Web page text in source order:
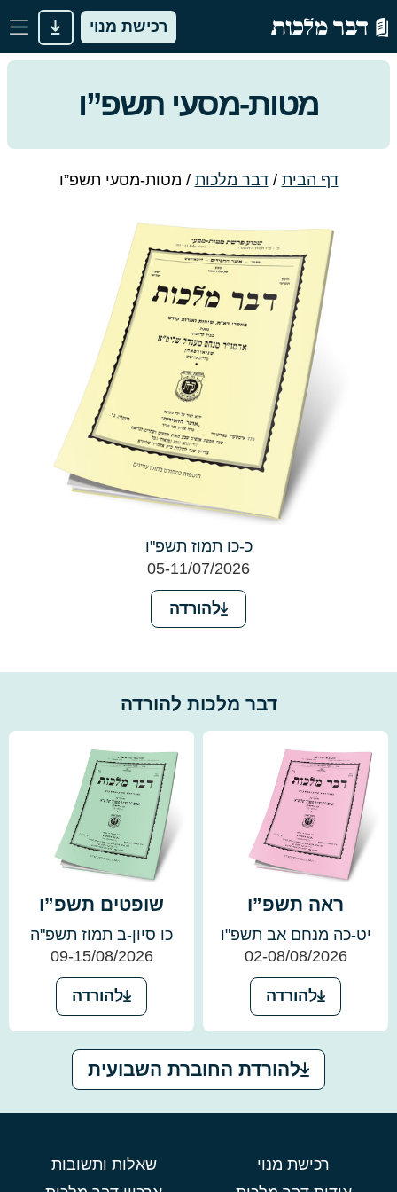
רכישת מנוי
מטות-מסעי תשפ”ו
דף הבית /דבר מלכות / מטות-מסעי תשפ”ו
כ-כו תמוז תשפ"ו
05-11/07/2026
להורדה
דבר מלכות להורדה
ראה תשפ”ו
יט-כה מנחם אב תשפ"ו
02-08/08/2026
להורדה
שופטים תשפ”ו
כו סיון-ב תמוז תשפ"ה
09-15/08/2026
להורדה
להורדת החוברת השבועית
רכישת מנוי
שאלות ותשובות